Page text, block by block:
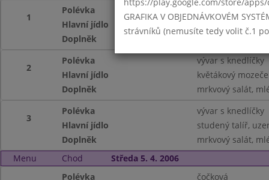
1
Polévka
vývar s knedlíčky
Hlavní jídlo
Doplněk
mrkvový salát,
2
Polévka
vývar s knedlíčky
Hlavní jídlo
květákový
Doplněk
mrkvový salát,
3
Polévka
vývar s knedlíčky
Hlavní jídlo
studený talíř,
Doplněk
mrkvový salát,
Menu
Chod Středa 5. 4. 2006
Polévka
čočková
GRAFIKA V OBJEDNÁVKOVÉM
strávníků (nemusíte tedy volit č.1